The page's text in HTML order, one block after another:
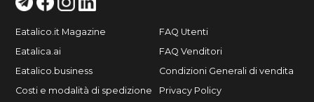
Eatalico.it Magazine
Eatalica.ai
Eatalico.business
Costi e modalità di spedizione
FAQ Utenti
FAQ Venditori
Condizioni Generali di vendita
Privacy Policy